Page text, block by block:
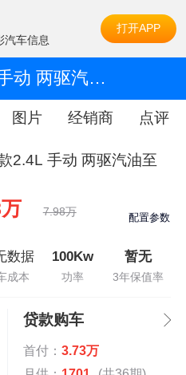
汽车信息
打开APP
2013款 2.4L 手动 两驱汽油至尊版
图片 经销商 点评
2.4L 手动 两驱汽油至
7.98万 配置参数
数据
成本
100Kw
功率
暂无
3年保值率
贷款购车
首付： 3.73万